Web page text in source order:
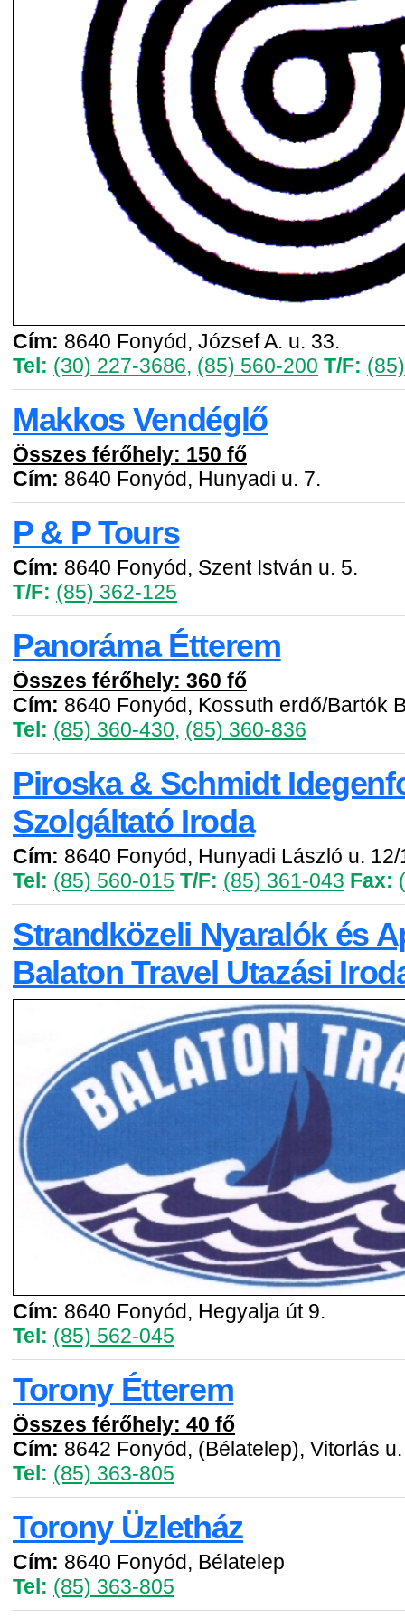
Cím: 8640 Fonyód, József A. u. 33.
Tel: (30) 227-3686, (85) 560-200 T/F:
Makkos Vendéglő
Összes férőhely: 150 fő
Cím: 8640 Fonyód, Hunyadi u. 7.
P & P Tours
Cím: 8640 Fonyód, Szent István u. 5.
T/F: (85) 362-125
Panoráma Étterem
Összes férőhely: 360 fő
Cím: 8640 Fonyód, Kossuth erdő/Bartók
Tel: (85) 360-430, (85) 360-836
Piroska & Schmidt
Szolgáltató Iroda
Cím: 8640 Fonyód, Hunyadi László u. 12/
Tel: (85) 560-015 T/F: (85) 361-043 Fax:
Strandközeli Nyaralók és
Balaton Travel Utazási
Cím: 8640 Fonyód, Hegyalja út 9.
Tel: (85) 562-045
Torony Étterem
Összes férőhely: 40 fő
Cím: 8642 Fonyód, (Bélatelep), Vitorlás
Tel: (85) 363-805
Torony Üzletház
Cím: 8640 Fonyód, Bélatelep
Tel: (85) 363-805